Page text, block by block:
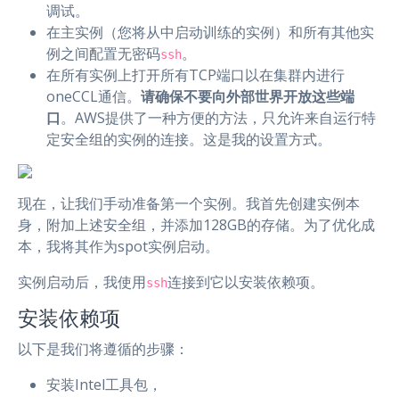
调试。
在主实例（您将从中启动训练的实例）和所有其他实
例之间配置无密码ssh。
在所有实例上打开所有TCP端口以在集群内进行
oneCCL通信。 请确保不要向外部世界开放这些端
口。AWS提供了一种方便的方法，只允许来自运行特
定安全组的实例的连接。这是我的设置方式。
现在，让我们手动准备第一个实例。我首先创建实例本
身，附加上述安全组，并添加128GB的存储。为了优化成
本，我将其作为spot实例启动。
实例启动后，我使用ssh连接到它以安装依赖项。
安装依赖项
以下是我们将遵循的步骤：
安装Intel工具包，